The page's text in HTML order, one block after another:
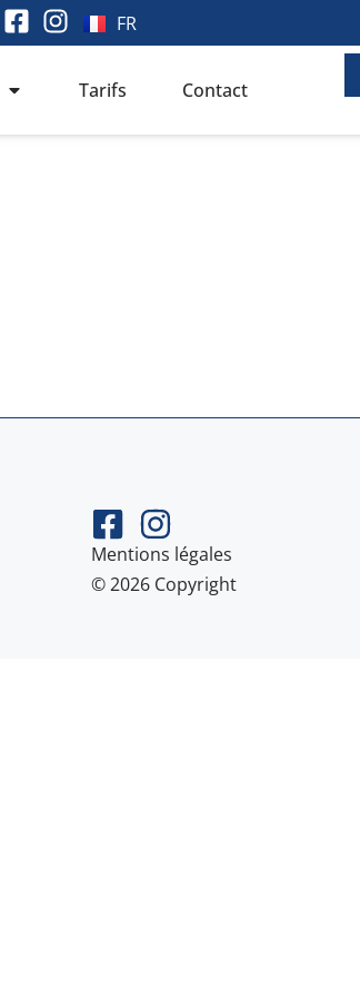
FR
Tarifs Contact
Mentions légales
© 2026 Copyright